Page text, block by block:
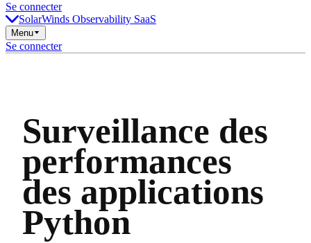
Se connecter
SolarWinds Observability SaaS
Menu
Se connecter
Surveillance des
performances
des applications
Python